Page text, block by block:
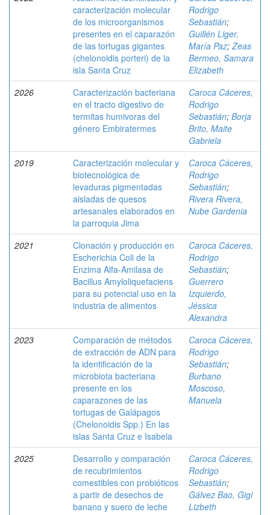
caracterización molecular
de los microorganismos
presentes en el caparazón
de las tortugas gigantes
(chelonoidis porteri) de la
isla Santa Cruz
Rodrigo
Sebastián;
Guillén Liger,
María Paz;Zeas
Bermeo, Samara
Elizabeth
2026
Caracterización bacteriana
en el tracto digestivo de
termitas humivoras del
género Embiratermes
Caroca Cáceres,
Rodrigo
Sebastián; Borja
Brito, Maite
Gabriela
2019
Caracterización molecular y
biotecnológica de
levaduras pigmentadas
aisladas de quesos
artesanales elaborados en
la parroquia Jima
Caroca Cáceres,
Rodrigo
Sebastián;
Rivera Rivera,
Nube Gardenia
2021
Clonación y producción en
Escherichia Coli de la
Enzima Alfa-Amilasa de
Bacillus Amyloliquefaciens
para su potencial uso en la
industria de alimentos
Caroca Cáceres,
Rodrigo
Sebastián;
Guerrero
Izquierdo,
Jéssica
Alexandra
2023
Comparación de métodos
de extracción de ADN para
la identificación de la
microbiota bacteriana
presente en los
caparazones de las
tortugas de Galápagos
(Chelonoidis Spp.) En las
islas Santa Cruz e Isabela
Caroca Cáceres,
Rodrigo
Sebastián;
Burbano
Moscoso,
Manuela
2025
Desarrollo y comparación
de recubrimientos
comestibles con probióticos
a partir de desechos de
banano y suero de leche
Caroca Cáceres,
Rodrigo
Sebastián;
Gálvez Bao, Gigi
Lizbeth